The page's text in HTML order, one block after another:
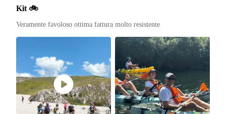
Kit 🚲
Veramente favoloso ottima fattura molto resistente